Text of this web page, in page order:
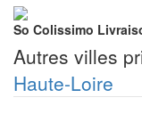
So Colissimo
Autres villes
Haute-Loire